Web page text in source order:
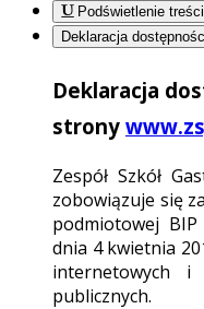
Podświetlenie treści
Deklaracja
Deklaracja
strony
Zespół Szkół
zobowiązuje się
podmiotowej
dnia 4 kwietnia
internetowych i
publicznych.